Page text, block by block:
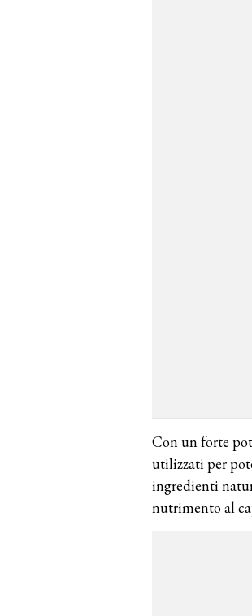
Con un forte
utilizzati per
ingredienti
nutrimento al